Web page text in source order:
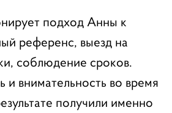
подход Анны к
референс, выезд на
соблюдение сроков.
и внимательность во время
получили именно